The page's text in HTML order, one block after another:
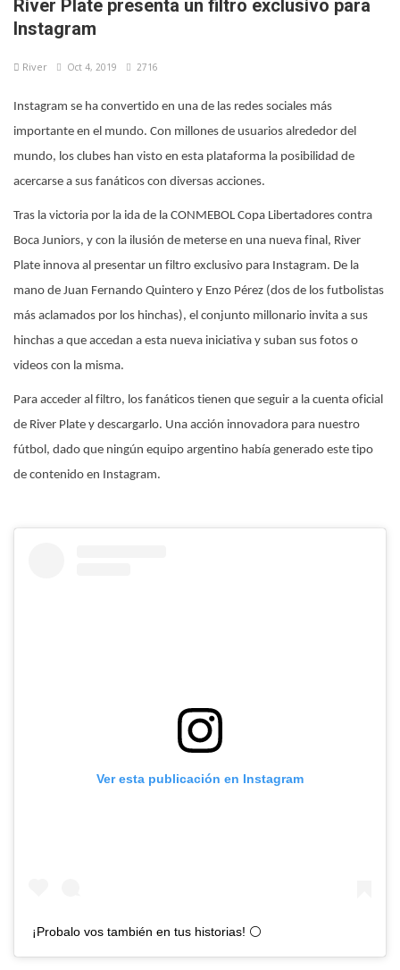
River Plate presenta un filtro exclusivo para
Instagram
River Oct 4, 2019 2716
Instagram se ha convertido en una de las redes sociales más
importante en el mundo. Con millones de usuarios alrededor del
mundo, los clubes han visto en esta plataforma la posibilidad de
acercarse a sus fanáticos con diversas acciones.
Tras la victoria por la ida de la CONMEBOL Copa Libertadores contra
Boca Juniors, y con la ilusión de meterse en una nueva final, River
Plate innova al presentar un filtro exclusivo para Instagram. De la
mano de Juan Fernando Quintero y Enzo Pérez (dos de los futbolistas
más aclamados por los hinchas), el conjunto millonario invita a sus
hinchas a que accedan a esta nueva iniciativa y suban sus fotos o
videos con la misma.
Para acceder al filtro, los fanáticos tienen que seguir a la cuenta oficial
de River Plate y descargarlo. Una acción innovadora para nuestro
fútbol, dado que ningún equipo argentino había generado este tipo
de contenido en Instagram.
Ver esta publicación en Instagram
¡Probalo vos también en tus historias! ⚪️